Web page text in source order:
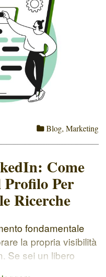
Blog, Marketing
Come
Per
Ricerche
fondamentale
la propria visibilità
Se sei un libero